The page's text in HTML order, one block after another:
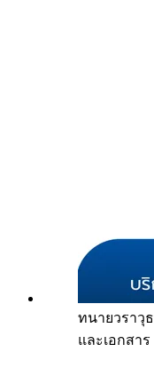
ทนายวราวุธ
และเอกสาร